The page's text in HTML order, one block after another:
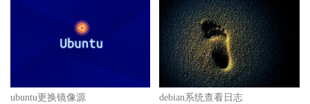
ubuntu更换镜像源 debian系统查看日志